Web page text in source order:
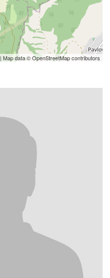
| Map data ©OpenStreetMapcontributors